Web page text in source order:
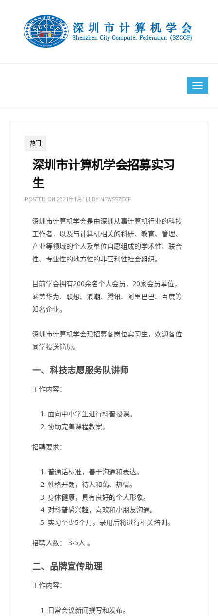
热门
深圳市计算机学会招募实习
生
POSTED ON 2021年1月1日 BY NEWSSZCCF
深圳市计算机学会是由深圳从事计算机行业的科技
工作者，以及与计算机相关的科研、教育、管理、
产业等领域的个人及单位自愿组成的学术性、联合
性、专业性的地方性的非营利性社会组织。
目前学会拥有200余名个人会员，20家会员单位，
涵盖华为、联想、浪潮、腾讯、阿里巴巴、百度等
知名企业。
深圳市计算机学会现招募各岗位实习生，欢迎各位
同学投送简历。
一、科技志愿服务队讲师
工作内容：
面向中小学生进行科普授课。
协助完善课程教案。
招聘要求：
普通话标准，善于沟通和表达。
性格开朗，待人和蔼、热情。
身体健康，具有良好的个人形象。
对科普感兴趣，喜欢和小朋友沟通。
实习至少5个月。录用后将进行相关培训。
招聘人数： 3-5人 。
二、品牌宣传助理
工作内容：
日常会议新闻撰写和发布。